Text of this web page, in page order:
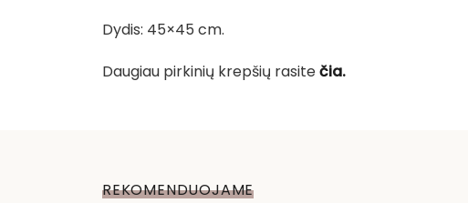
Dydis: 45×45 cm.
Daugiau pirkinių krepšių rasitečia.
REKOMENDUOJAME